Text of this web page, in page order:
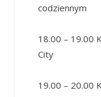
codziennym
18.00 – 19.00
City
19.00 – 20.00